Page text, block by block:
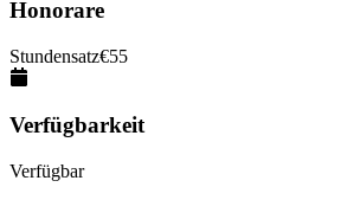
Honorare
Stundensatz€55
Verfügbarkeit
Verfügbar